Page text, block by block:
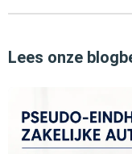
Lees onze